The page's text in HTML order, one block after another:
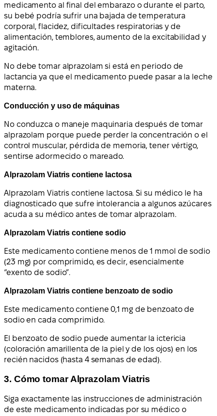
medicamento al final del embarazo o durante el parto,
su bebé podría sufrir una bajada de temperatura
corporal, flacidez, dificultades respiratorias y de
alimentación, temblores, aumento de la excitabilidad y
agitación.
No debe tomar alprazolam si está en periodo de
lactancia ya que el medicamento puede pasar a la leche
materna.
Conducción y uso de máquinas
No conduzca o maneje maquinaria después de tomar
alprazolam porque puede perder la concentración o el
control muscular, pérdida de memoria, tener vértigo,
sentirse adormecido o mareado.
Alprazolam Viatris contiene lactosa
Alprazolam Viatris contiene lactosa. Si su médico le ha
diagnosticado que sufre intolerancia a algunos azúcares
acuda a su médico antes de tomar alprazolam.
Alprazolam Viatris contiene sodio
Este medicamento contiene menos de 1 mmol de sodio
(23 mg) por comprimido, es decir, esencialmente
“exento de sodio”.
Alprazolam Viatris contiene benzoato de sodio
Este medicamento contiene 0,1 mg de benzoato de
sodio en cada comprimido.
El benzoato de sodio puede aumentar la ictericia
(coloración amarillenta de la piel y de los ojos) en los
recién nacidos (hasta 4 semanas de edad).
3. Cómo tomar Alprazolam Viatris
Siga exactamente las instrucciones de administración
de este medicamento indicadas por su médico o